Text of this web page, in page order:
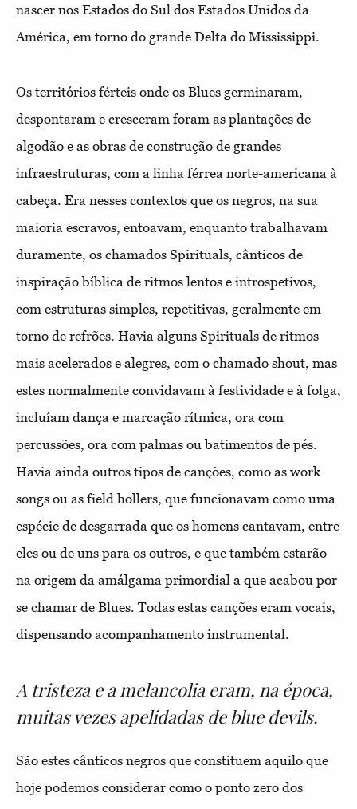
nascer nos Estados do Sul dos Estados Unidos da
América, em torno do grande Delta do Mississippi.
Os territórios férteis onde os Blues germinaram,
despontaram e cresceram foram as plantações de
algodão e as obras de construção de grandes
infraestruturas, com a linha férrea norte-americana à
cabeça. Era nesses contextos que os negros, na sua
maioria escravos, entoavam, enquanto trabalhavam
duramente, os chamados Spirituals, cânticos de
inspiração bíblica de ritmos lentos e introspetivos,
com estruturas simples, repetitivas, geralmente em
torno de refrões. Havia alguns Spirituals de ritmos
mais acelerados e alegres, com o chamado shout, mas
estes normalmente convidavam à festividade e à folga,
incluíam dança e marcação rítmica, ora com
percussões, ora com palmas ou batimentos de pés.
Havia ainda outros tipos de canções, como as work
songs ou as field hollers, que funcionavam como uma
espécie de desgarrada que os homens cantavam, entre
eles ou de uns para os outros, e que também estarão
na origem da amálgama primordial a que acabou por
se chamar de Blues. Todas estas canções eram vocais,
dispensando acompanhamento instrumental.
A tristeza e a melancolia eram, na época,
muitas vezes apelidadas de blue devils.
São estes cânticos negros que constituem aquilo que
hoje podemos considerar como o ponto zero dos